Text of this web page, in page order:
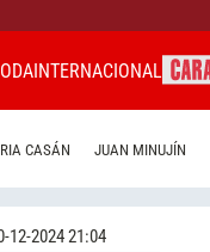
INTERNACIONAL
CASÁN JUAN MINUJÍN
12-2024 21:04